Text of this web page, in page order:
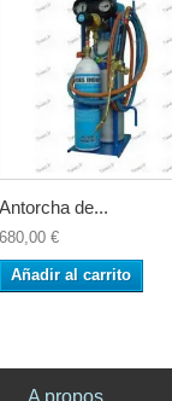
Antorcha de...
680,00 €
Añadir al carrito
A propos